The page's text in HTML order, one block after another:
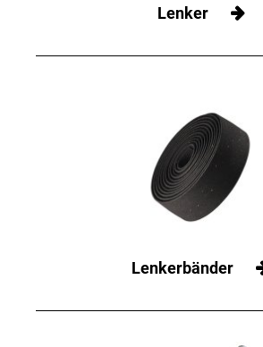
Lenker
Lenkerbänder